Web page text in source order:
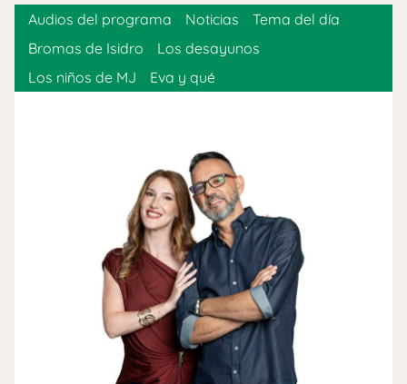
Audios del programa Noticias
Tema del día
Bromas de Isidro
Los desayunos
Los niños de MJ
Eva y qué